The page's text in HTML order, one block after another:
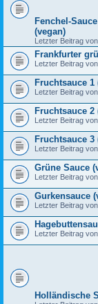
Fenchel-
(vegan)
Letzter Beitrag von
Frankfurter
Letzter Beitrag von
Fruchtsauce 1
Letzter Beitrag von
Fruchtsauce 2
Letzter Beitrag von
Fruchtsauce 3
Letzter Beitrag von
Grüne Sauce
Letzter Beitrag von
Gurkensauce
Letzter Beitrag von
Letzter Beitrag von
Holländische